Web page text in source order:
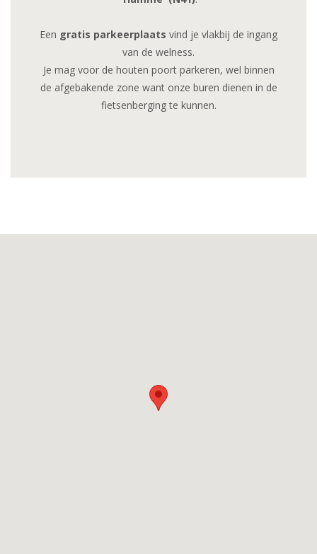
Een gratis parkeerplaats vind je vlakbij de ingang
van de welness.
Je mag voor de houten poort parkeren, wel binnen
de afgebakende zone want onze buren dienen in de
fietsenberging te kunnen.